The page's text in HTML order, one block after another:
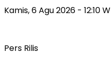
Kamis, 6 Agu 2026 - 12:10
Pers Rilis